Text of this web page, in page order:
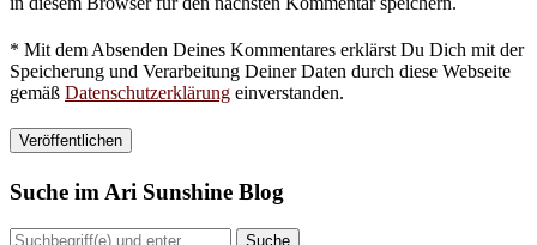
* Mit dem Absenden Deines Kommentares erklärst Du Dich mit der
Speicherung und Verarbeitung Deiner Daten durch diese Webseite
gemäß Datenschutzerklärung einverstanden.
Suche im Ari Sunshine Blog